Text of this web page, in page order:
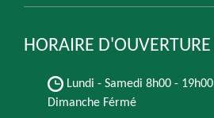
HORAIRE D'OUVERTURE
Lundi - Samedi 8h00 - 19h00
Dimanche Férmé